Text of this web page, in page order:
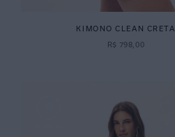
KIMONO CLEAN CRETA
R$ 798 00